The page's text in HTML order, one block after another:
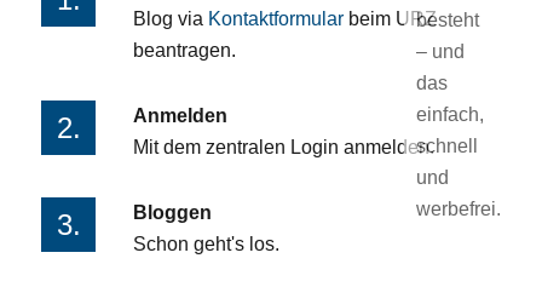
besteht
– und
das
einfach,
schnell
und
werbefrei.
Blog via Kontaktformular beim URZ
beantragen.
2.
Anmelden
Mit dem zentralen Login anmelden.
3.
Bloggen
Schon geht's los.